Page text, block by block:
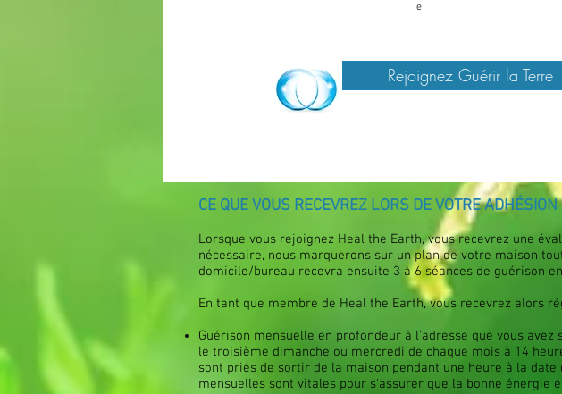
e
Rejoignez Guérir la Terre
CE QUE VOUS RECEVREZ LORS DE VOTRE ADHÉSION
Lorsque vous rejoignez Heal the Earth, vous recevrez une
nécessaire, nous marquerons sur un plan de votre maison
domicile/bureau recevra ensuite 3 à 6 séances de guérison
En tant que membre de Heal the Earth, vous recevrez alors
Guérison mensuelle en profondeur à l'adresse que vous
le troisième dimanche ou mercredi de chaque mois à 14
sont priés de sortir de la maison pendant une heure à la
mensuelles sont vitales pour s'assurer que la bonne